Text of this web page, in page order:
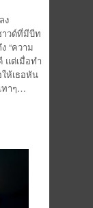
ง
าวด์ที่มีบีท
“ความ
แต่เมื่อทำ
ให้เธอหัน
ทาๆ…